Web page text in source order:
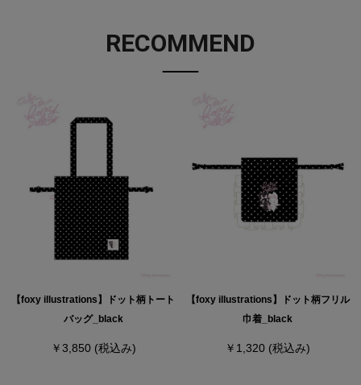
RECOMMEND
【foxy illustrations】ドット柄トート
バッグ_black
￥3,850 (税込み)
【foxy illustrations】ドット柄フリル
巾着_black
￥1,320 (税込み)